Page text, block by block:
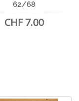
62/68
CHF 7.00